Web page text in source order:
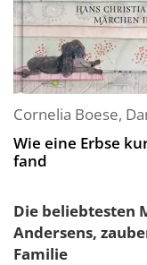
Cornelia Boese,
Wie eine Erbse
fand
Die beliebtesten
Andersens,
Familie